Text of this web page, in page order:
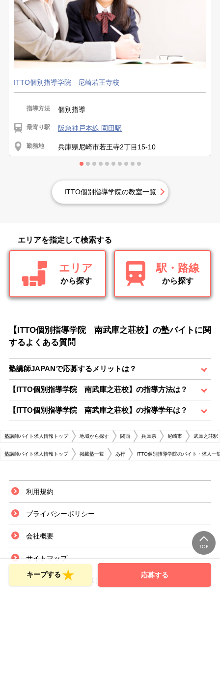
ITTO個別指導学院 尼崎若王寺校
指導方法 個別指導
最寄り駅 阪急神戸本線 園田駅
勤務地 兵庫県尼崎市若王寺2丁目15-10
ITTO個別指導学院の教室一覧
エリアを指定して検索する
エリア
から探す
駅・路線
から探す
【ITTO個別指導学院 南武庫之荘校】の塾バイトに関
するよくある質問
塾講師JAPANで応募するメリットは？
【ITTO個別指導学院 南武庫之荘校】の指導方法は？
【ITTO個別指導学院 南武庫之荘校】の指導学年は？
塾講師バイト求人情報トップ 地域から探す 関西 兵庫県 尼崎市 武庫之荘駅
塾講師バイト求人情報トップ 掲載塾一覧 あ行 ITTO個別指導学院のバイト・求人一
キープする 応募する
利用規約
プライバシーポリシー
会社概要
サイトマップ
お問い合せ（応募者様）